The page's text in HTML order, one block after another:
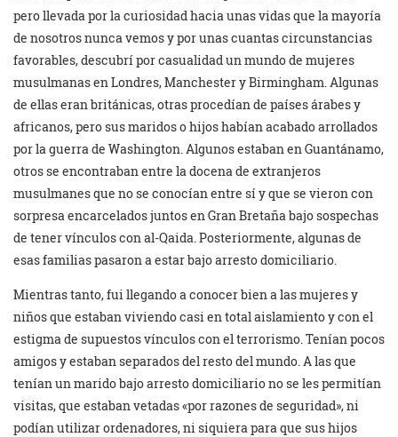
pero llevada por la curiosidad hacia unas vidas que la mayoría
de nosotros nunca vemos y por unas cuantas circunstancias
favorables, descubrí por casualidad un mundo de mujeres
musulmanas en Londres, Manchester y Birmingham. Algunas
de ellas eran británicas, otras procedían de países árabes y
africanos, pero sus maridos o hijos habían acabado arrollados
por la guerra de Washington. Algunos estaban en Guantánamo,
otros se encontraban entre la docena de extranjeros
musulmanes que no se conocían entre sí y que se vieron con
sorpresa encarcelados juntos en Gran Bretaña bajo sospechas
de tener vínculos con al-Qaida. Posteriormente, algunas de
esas familias pasaron a estar bajo arresto domiciliario.
Mientras tanto, fui llegando a conocer bien a las mujeres y
niños que estaban viviendo casi en total aislamiento y con el
estigma de supuestos vínculos con el terrorismo. Tenían pocos
amigos y estaban separados del resto del mundo. A las que
tenían un marido bajo arresto domiciliario no se les permitían
visitas, que estaban vetadas «por razones de seguridad», ni
podían utilizar ordenadores, ni siquiera para que sus hijos